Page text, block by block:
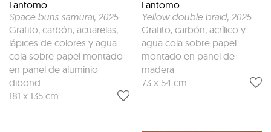
Lantomo
Space buns samurai, 2025
Grafito, carbón, acuarelas,
lápices de colores y agua
cola sobre papel montado
en panel de aluminio
dibond
181 x 135 cm
Lantomo
Yellow double braid, 2025
Grafito, carbón, acrílico y
agua cola sobre papel
montado en panel de
madera
73 x 54 cm